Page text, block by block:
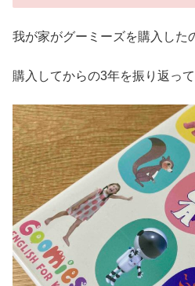
我が家がグーミーズを購入した
購入してからの3年を振り返っ